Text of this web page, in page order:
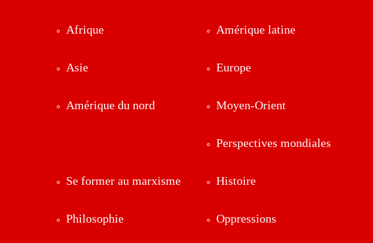
Afrique
Asie
Amérique du nord
Amérique latine
Europe
Moyen-Orient
Perspectives mondiales
Se former au marxisme
Philosophie
Histoire
Oppressions